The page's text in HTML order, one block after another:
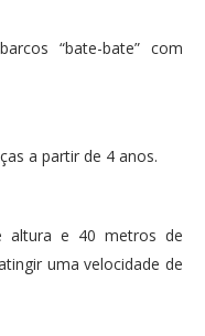
“bate-bate” com
a partir de 4 anos.
altura e 40 metros de
uma velocidade de